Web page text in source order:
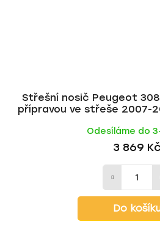
Střešní nosič Peugeot
přípravou ve střeše 2007-
Odesíláme do
3 869 Kč
Do